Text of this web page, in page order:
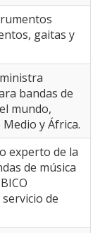
gaitas y
bandas de
mundo,
y África.
experto de la
de música
de